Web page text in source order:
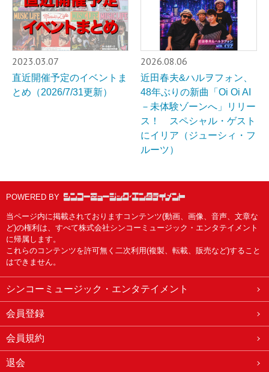
2023.03.07
直近開催予定のイベントま
とめ（2026/7/31更新）
2026.08.06
近田春夫&ハルヲフォン、
48年ぶりの新曲「Oi Oi AI
－未体験ゾーンへ」リリー
ス！ スペシャル・ゲスト
にイリア（ジューシィ・フ
ルーツ）
POWERED BY
当ページ内に掲載されておりますコンテンツ(動画、画像、音声、文章な
ど)の権利は、すべて株式会社シンコーミュージック・エンタテイメント
に帰属します。
これらのコンテンツを許可無く二次利用(複製、転載、販売など)すること
はできません。
シンコーミュージック・エンタテイメント
会員登録
会員規約
退会